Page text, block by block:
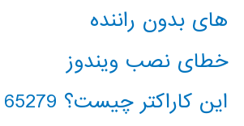
های بدون راننده
خطای نصب ویندوز
این کاراکتر چیست؟ 65279